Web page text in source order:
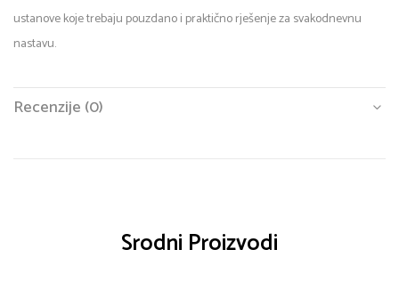
ustanove koje trebaju pouzdano i praktično rješenje za svakodnevnu
nastavu.
Recenzije (0)
Srodni Proizvodi